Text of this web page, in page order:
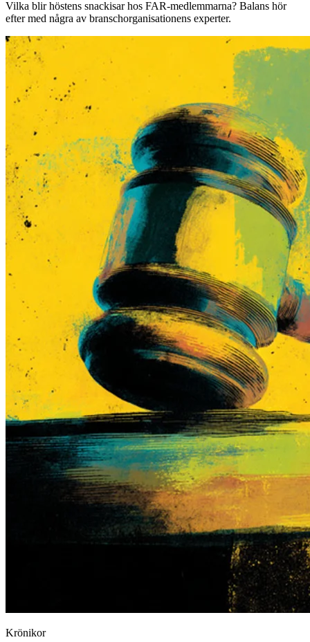
Vilka blir höstens snackisar hos FAR-medlemmarna? Balans hör
efter med några av branschorganisationens experter.
Krönikor